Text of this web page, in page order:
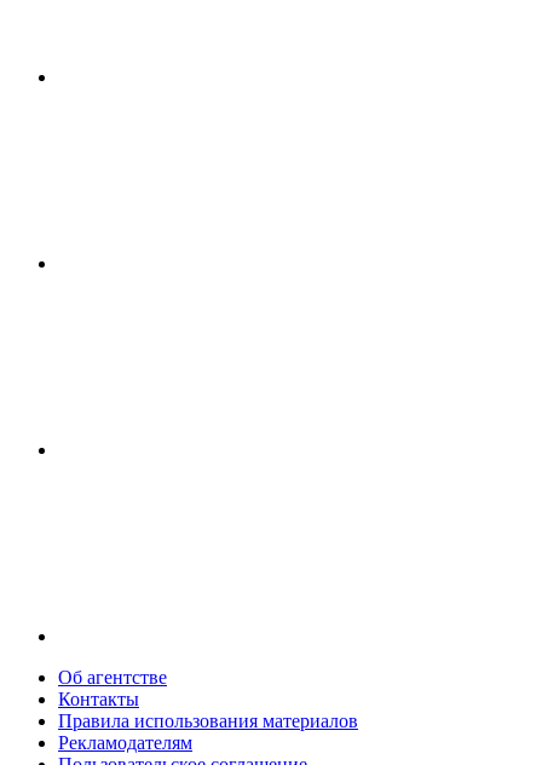
Об агентстве
Контакты
Правила использования материалов
Рекламодателям